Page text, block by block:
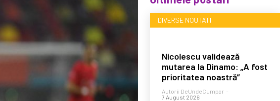
DIVERSE NOUTATI
Nicolescu validează
mutarea la Dinamo: „A fost
prioritatea noastră”
Autorii DeUndeCumpar -
7 August 2026